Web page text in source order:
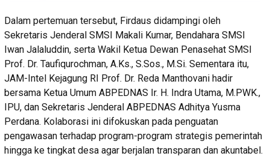
Dalam pertemuan tersebut, Firdaus didampingi oleh
Sekretaris Jenderal SMSI Makali Kumar, Bendahara SMSI
Iwan Jalaluddin, serta Wakil Ketua Dewan Penasehat SMSI
Prof. Dr. Taufiqurochman, A.Ks., S.Sos., M.Si. Sementara itu,
JAM-Intel Kejagung RI Prof. Dr. Reda Manthovani hadir
bersama Ketua Umum ABPEDNAS Ir. H. Indra Utama, M.PWK.,
IPU, dan Sekretaris Jenderal ABPEDNAS Adhitya Yusma
Perdana. Kolaborasi ini difokuskan pada penguatan
pengawasan terhadap program-program strategis pemerintah
hingga ke tingkat desa agar berjalan transparan dan akuntabel.